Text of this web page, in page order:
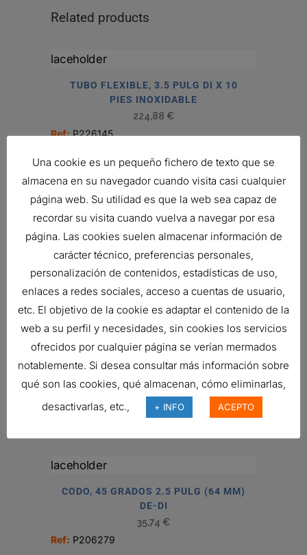
Related products
TUBO FLEXIBLE, 3.5 PULG DI X 10
PIES INOXIDABLE
224,88 €
Ref:P226145
ABRAZADERA, PERNO U 3.25 PULG
(83 MM)
6,61 €
CODO, 45 GRADOS 2.5 PULG (64 MM)
DE-DI
35,74 €
Ref: P206279
Una cookie es un pequeño fichero de texto que se
almacena en su navegador cuando visita casi cualquier
página web. Su utilidad es que la web sea capaz de
recordar su visita cuando vuelva a navegar por esa
página. Las cookies suelen almacenar información de
carácter técnico, preferencias personales,
personalización de contenidos, estadísticas de uso,
enlaces a redes sociales, acceso a cuentas de usuario,
etc. El objetivo de la cookie es adaptar el contenido de la
web a su perfil y necesidades, sin cookies los servicios
ofrecidos por cualquier página se verían mermados
notablemente. Si desea consultar más información sobre
qué son las cookies, qué almacenan, cómo eliminarlas,
desactivarlas, etc.,
+ INFO ACEPTO